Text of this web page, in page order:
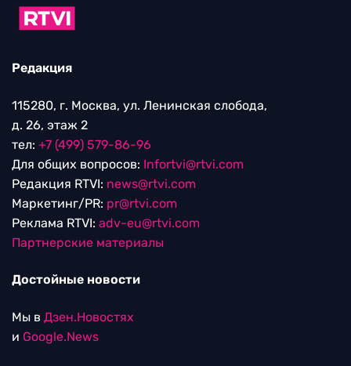
Редакция
115280, г. Москва, ул. Ленинская слобода,
д. 26, этаж 2
тел: +7 (499) 579-86-96
Для общих вопросов: Infortvi@rtvi.com
Редакция RTVI: news@rtvi.com
Маркетинг/PR: pr@rtvi.com
Реклама RTVI: adv-eu@rtvi.com
Партнерские материалы
Достойные новости
Мы в Дзен.Новостях
и Google.News